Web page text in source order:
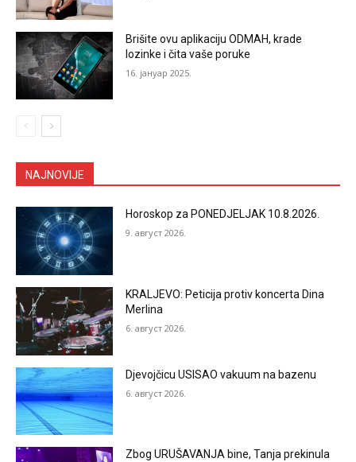
Brišite ovu aplikaciju ODMAH, krade
lozinke i čita vaše poruke
16. јануар 2025.
NAJNOVIJE
Horoskop za PONEDJELJAK 10.8.2026.
9. август 2026.
KRALJEVO: Peticija protiv koncerta Dina
Merlina
6. август 2026.
Djevojčicu USISAO vakuum na bazenu
6. август 2026.
Zbog URUŠAVANJA bine, Tanja prekinula